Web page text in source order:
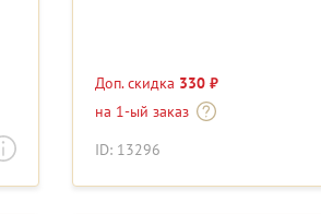
Доп. скидка 330 ₽
на 1-ый заказ
ID: 13296